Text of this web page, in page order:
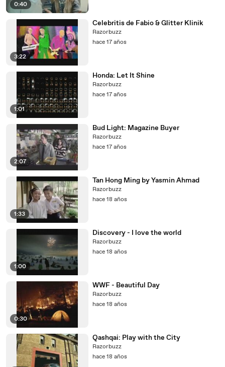
0:40
3:22
Celebritis de Fabio & Glitter Klinik
Razorbuzz
hace 17 años
1:01
Honda: Let It Shine
Razorbuzz
hace 17 años
2:07
Bud Light: Magazine Buyer
Razorbuzz
hace 17 años
1:33
Tan Hong Ming by Yasmin Ahmad
Razorbuzz
hace 18 años
1:00
Discovery - I love the world
Razorbuzz
hace 18 años
0:30
WWF - Beautiful Day
Razorbuzz
hace 18 años
Qashqai: Play with the City
Razorbuzz
hace 18 años